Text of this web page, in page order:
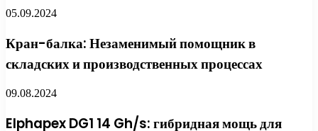
05.09.2024
Кран-балка: Незаменимый помощник в
складских и производственных процессах
09.08.2024
Elphapex DG1 14 Gh/s: гибридная мощь для